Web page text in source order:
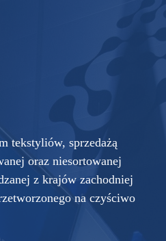
tekstyliów, sprzedażą
oraz niesortowanej
z krajów zachodniej
na czyściwo